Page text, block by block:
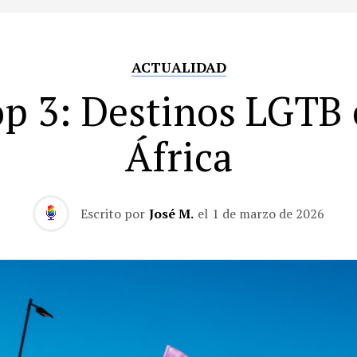
ACTUALIDAD
3: Destinos LGTB
África
Escrito por José M. el 1 de marzo de 2026